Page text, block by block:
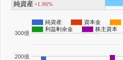
純資産+1.96%
純資産 資本金
利益剰余金
株主資本
200億
300億